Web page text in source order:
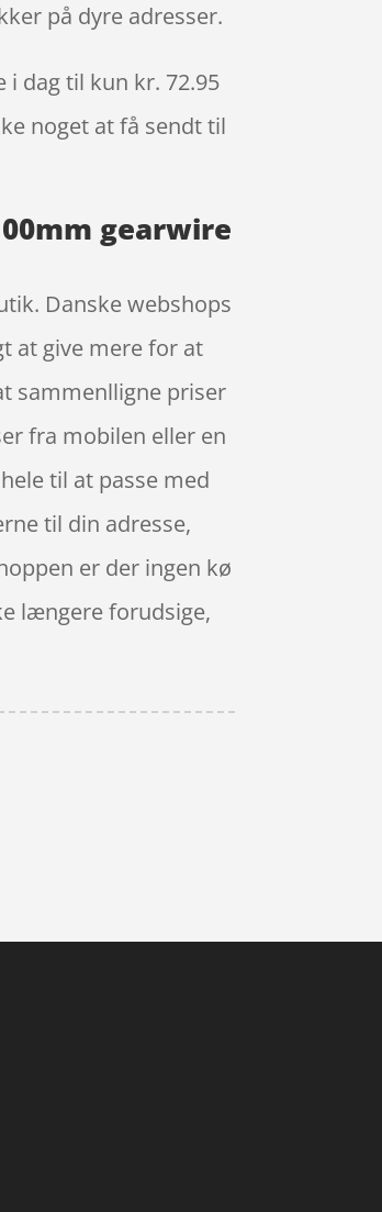
på dyre adresser.
i dag til kun kr. 72.95
noget at få sendt til
gearwire
Danske webshops
at give mere for at
sammenlligne priser
fra mobilen eller en
til at passe med
til din adresse,
er der ingen kø
længere forudsige,